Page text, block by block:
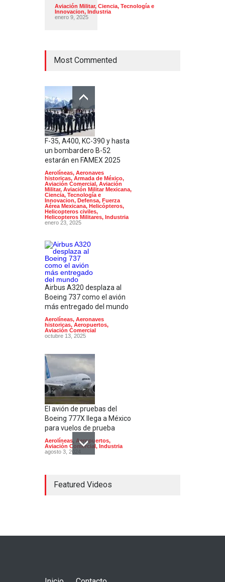
Aviación Militar, Ciencia, Tecnología e
Innovacion, Industria
enero 9, 2025
Most Commented
F-35, A400, KC-390 y hasta
un bombardero B-52
estarán en FAMEX 2025
Aerolíneas, Aeronaves
historicas, Armada de México,
Aviación Comercial, Aviación
Militar, Aviación Militar Mexicana,
Ciencia, Tecnología e
Innovacion, Defensa, Fuerza
Aérea Mexicana, Helicópteros,
Helicopteros civiles,
Helicopteros Militares, Industria
enero 23, 2025
Airbus A320 desplaza al
Boeing 737 como el avión
más entregado del mundo
Aerolíneas, Aeronaves
historicas, Aeropuertos,
Aviación Comercial
octubre 13, 2025
El avión de pruebas del
Boeing 777X llega a México
para vuelos de prueba
Aerolíneas, Aeropuertos,
Aviación Comercial, Industria
agosto 3, 2024
Guadalajara inaugura una
Featured Videos